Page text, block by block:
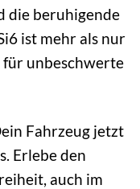
die beruhigende
ist mehr als nur
für unbeschwerte
Fahrzeug jetzt
Erlebe den
auch im